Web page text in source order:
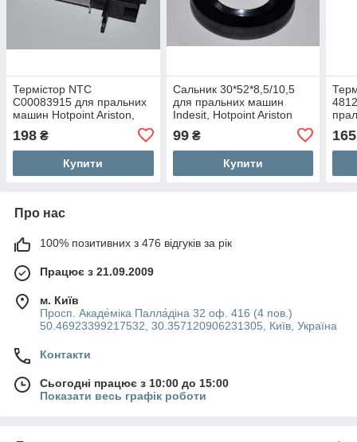
Термістор NTC
C00083915 для пральних
машин Hotpoint Ariston,
198 ₴
Купити
Сальник 30*52*8,5/10,5
для пральних машин
Indesit, Hotpoint Ariston
99₴
Купити
165
Про нас
100% позитивних з 476 відгуків за рік
Працює з 21.09.2009
м. Київ
Просп. Акаде́міка Палла́діна 32 оф. 416 (4 пов.)
50.46923399217532, 30.357120906231305, Київ, Україна
Контакти
Сьогодні працює з 10:00 до 15:00
Показати весь графік роботи